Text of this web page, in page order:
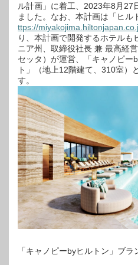
ル計画」に着工、2023年8月27
ました。なお、本計画は「ヒル
ttps://
り、本計画で開発するホテルも
ニア州、取締役社長 兼 最高経
セッタ）が運営、「キャノピー
ト」（地上12階建て、310室）
す。
「キャノピーbyヒルトン」ブ